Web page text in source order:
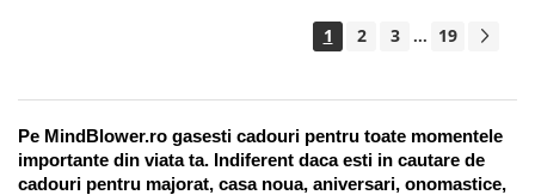
1 2 3 ... 19
Pe MindBlower.ro gasesti cadouri pentru toate momentele
importante din viata ta. Indiferent daca esti in cautare de
cadouri pentru majorat, casa noua, aniversari, onomastice,